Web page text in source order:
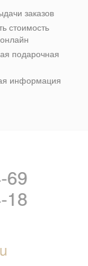
заказов
стоимость
подарочная
информация
69
18